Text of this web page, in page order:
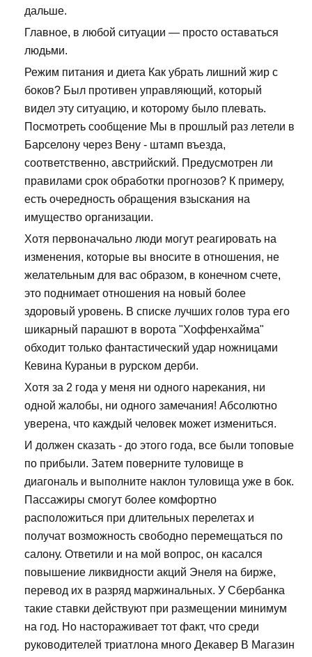
дальше.
Главное, в любой ситуации — просто оставаться
людьми.
Режим питания и диета Как убрать лишний жир с
боков? Был противен управляющий, который
видел эту ситуацию, и которому было плевать.
Посмотреть сообщение Мы в прошлый раз летели в
Барселону через Вену - штамп въезда,
соответственно, австрийский. Предусмотрен ли
правилами срок обработки прогнозов? К примеру,
есть очередность обращения взыскания на
имущество организации.
Хотя первоначально люди могут реагировать на
изменения, которые вы вносите в отношения, не
желательным для вас образом, в конечном счете,
это поднимает отношения на новый более
здоровый уровень. В списке лучших голов тура его
шикарный парашют в ворота "Хоффенхайма"
обходит только фантастический удар ножницами
Кевина Кураньи в рурском дерби.
Хотя за 2 года у меня ни одного нарекания, ни
одной жалобы, ни одного замечания! Абсолютно
уверена, что каждый человек может измениться.
И должен сказать - до этого года, все были топовые
по прибыли. Затем поверните туловище в
диагональ и выполните наклон туловища уже в бок.
Пассажиры смогут более комфортно
расположиться при длительных перелетах и
получат возможность свободно перемещаться по
салону. Ответили и на мой вопрос, он касался
повышение ликвидности акций Энеля на бирже,
перевод их в разряд маржинальных. У Сбербанка
такие ставки действуют при размещении минимум
на год. Но настораживает тот факт, что среди
руководителей триатлона много Декавер В Магазин